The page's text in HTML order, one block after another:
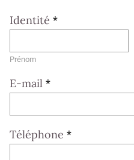
Identité *
Prénom
E-mail *
Téléphone *